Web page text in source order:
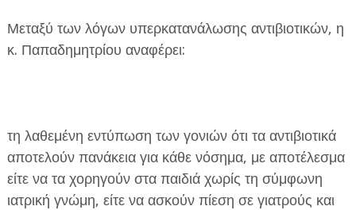
Μεταξύ των λόγων υπερκατανάλωσης αντιβιοτικών, η
κ. Παπαδημητρίου αναφέρει:
τη λαθεμένη εντύπωση των γονιών ότι τα αντιβιοτικά
αποτελούν πανάκεια για κάθε νόσημα, με αποτέλεσμα
είτε να τα χορηγούν στα παιδιά χωρίς τη σύμφωνη
ιατρική γνώμη, είτε να ασκούν πίεση σε γιατρούς και